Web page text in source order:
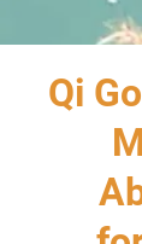
Qi